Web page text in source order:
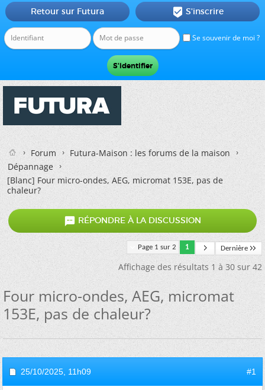
Se souvenir de moi ?
Retour sur Futura  S'inscrire
Forum
Futura-Maison : les forums de la maison
Dépannage
[Blanc]Four micro-ondes, AEG, micromat 153E, pas de
chaleur?
 RÉPONDRE À LA DISCUSSION
Page 1 sur 2 1 Dernière
Affichage des résultats 1 à 30 sur 42
Four micro-ondes, AEG, micromat
153E, pas de chaleur?
25/10/2025, 11h09 #1